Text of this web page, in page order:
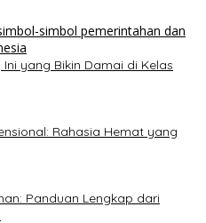
Ini yang Bikin Damai di Kelas
Rahasia Hemat yang
Panduan Lengkap dari